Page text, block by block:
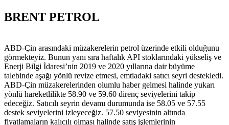
BRENT PETROL
ABD-Çin arasındaki müzakerelerin petrol üzerinde etkili olduğunu
görmekteyiz. Bunun yanı sıra haftalık API stoklarındaki yükseliş ve
Enerji Bilgi İdaresi’nin 2019 ve 2020 yıllarına dair büyüme
talebinde aşağı yönlü revize etmesi, emtiadaki satıcı seyri destekledi.
ABD-Çin müzakerelerinden olumlu haber gelmesi halinde yukarı
yönlü hareketlilikte 58.90 ve 59.60 direnç seviyelerini takip
edeceğiz. Satıcılı seyrin devamı durumunda ise 58.05 ve 57.55
destek seviyelerini izleyeceğiz. 57.50 seviyesinin altında
fiyatlamaların kalıcılı olması halinde satış işlemlerinin